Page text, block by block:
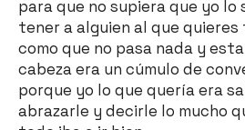
para que no supiera que yo lo
tener a alguien al que
como que no pasa nada y
cabeza era un cúmulo de
porque yo lo que quería era
abrazarle y decirle lo mucho